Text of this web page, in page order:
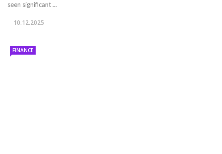
seen significant ...
10.12.2025
FINANCE